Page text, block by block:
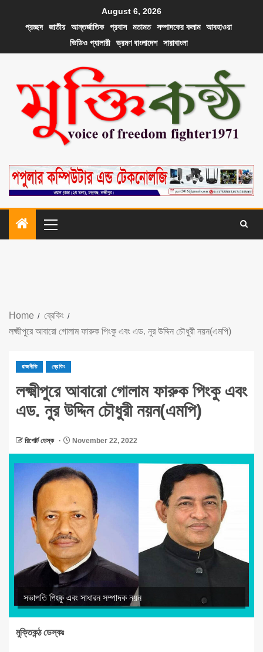
August 6, 2026
প্রচ্ছদ
জাতীয় আন্তর্জাতিক প্রবাস মতামত সম্পাদকের কলাম
আবহাওয়া
ভিডিও গ্যালারী
ভ্রমণ বাংলাদেশ সারাবাংলা
Home
ব্রেকিং
লক্ষ্মীপুরে আবারো গোলাম ফারুক পিংকু এবং এড. নুর উদ্দিন চৌধুরী নয়ন(এমপি)
রাজনীতি ব্রেকিং
লক্ষ্মীপুরে আবারো গোলাম ফারুক পিংকু এবং
এড. নুর উদ্দিন চৌধুরী নয়ন(এমপি)
রিপোর্ট ডেস্ক November 22, 2022
সভাপতি পিংকু এবং সাধারন সম্পাদক নয়ন
মুক্তিকন্ঠ ডেস্কঃ